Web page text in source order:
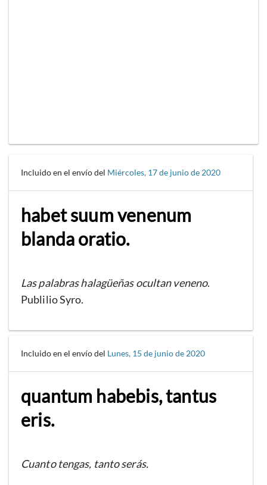
Incluido en el envío del Miércoles, 17 de junio de 2020
habet suum venenum
blanda oratio.
Las palabras halagüeñas ocultan veneno.
Publilio Syro.
Incluido en el envío del Lunes, 15 de junio de 2020
quantum habebis, tantus
eris.
Cuanto tengas, tanto serás.